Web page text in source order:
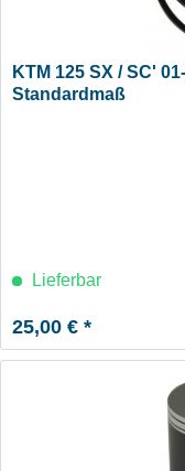
KTM 125 SX / SC'
Standardmaß
Lieferbar
25,00 € *